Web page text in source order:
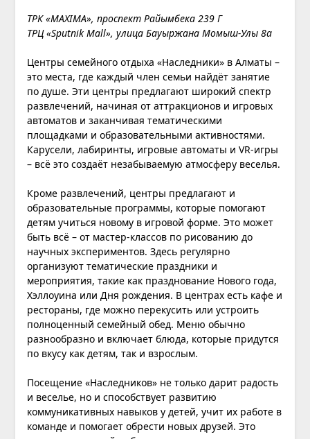
ТРК «MAXIMA», проспект Райымбека 239 Г
ТРЦ «Sputnik Mall», улица Бауыржана Момыш-Улы 8а
Центры семейного отдыха «Наследники» в Алматы –
это места, где каждый член семьи найдёт занятие
по душе. Эти центры предлагают широкий спектр
развлечений, начиная от аттракционов и игровых
автоматов и заканчивая тематическими
площадками и образовательными активностями.
Карусели, лабиринты, игровые автоматы и VR-игры
– всё это создаёт незабываемую атмосферу веселья.
Кроме развлечений, центры предлагают и
образовательные программы, которые помогают
детям учиться новому в игровой форме. Это может
быть всё – от мастер-классов по рисованию до
научных экспериментов. Здесь регулярно
организуют тематические праздники и
мероприятия, такие как празднование Нового года,
Хэллоуина или Дня рождения. В центрах есть кафе и
рестораны, где можно перекусить или устроить
полноценный семейный обед. Меню обычно
разнообразно и включает блюда, которые придутся
по вкусу как детям, так и взрослым.
Посещение «Наследников» не только дарит радость
и веселье, но и способствует развитию
коммуникативных навыков у детей, учит их работе в
команде и помогает обрести новых друзей. Это